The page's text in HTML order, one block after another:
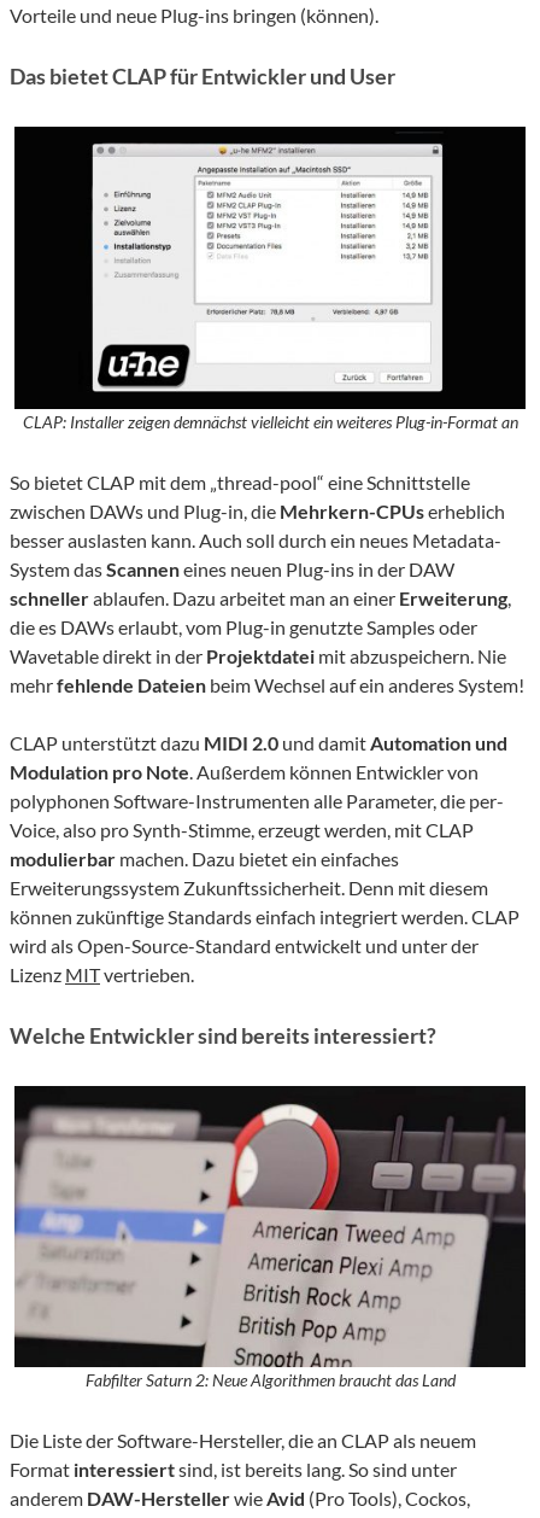
Vorteile und neue Plug-ins bringen (können).
Das bietet CLAP für Entwickler und User
CLAP: Installer zeigen demnächst vielleicht ein weiteres Plug-in-Format an
So bietet CLAP mit dem „thread-pool“ eine Schnittstelle
zwischen DAWs und Plug-in, die Mehrkern-CPUserheblich
besser auslasten kann. Auch soll durch ein neues Metadata-
System dasScanneneines neuen Plug-ins in der DAW
schnellerablaufen. Dazu arbeitet man an einer Erweiterung
die es DAWs erlaubt, vom Plug-in genutzte Samples oder
Wavetable direkt in der Projektdatei mit abzuspeichern. Nie
mehrfehlende Dateien beim Wechsel auf ein anderes System!
CLAP unterstützt dazu MIDI 2.0 und damit Automation und
Modulation pro Note . Außerdem können Entwickler von
polyphonen Software-Instrumenten alle Parameter, die per-
Voice, also pro Synth-Stimme, erzeugt werden, mit CLAP
modulierbar machen. Dazu bietet ein einfaches
Erweiterungssystem Zukunftssicherheit. Denn mit diesem
können zukünftige Standards einfach integriert werden. CLAP
wird als Open-Source-Standard entwickelt und unter der
Lizenz MITvertrieben.
Welche Entwickler sind bereits interessiert?
Fabfilter Saturn 2: Neue Algorithmen braucht das Land
Die Liste der Software-Hersteller, die an CLAP als neuem
Format interessiertsind, ist bereits lang. So sind unter
anderem DAW-HerstellerwieAvid (Pro Tools), Cockos,